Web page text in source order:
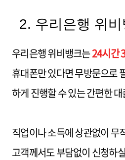
2. 우리은행 위비
우리은행 위비뱅크는24시간
휴대폰만 있다면 무방문으로
하게 진행할 수 있는 간편한
직업이나 소득에 상관없이 무
고객께서도 부담없이 신청하